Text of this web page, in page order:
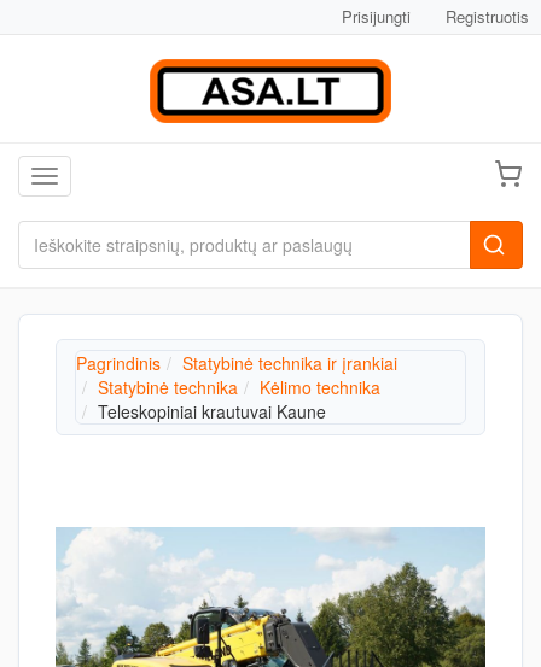
Prisijungti Registruotis
Toggle navigation
Pagrindinis
Statybinė technika ir įrankiai
Statybinė technika
Kėlimo technika
Teleskopiniai krautuvai Kaune